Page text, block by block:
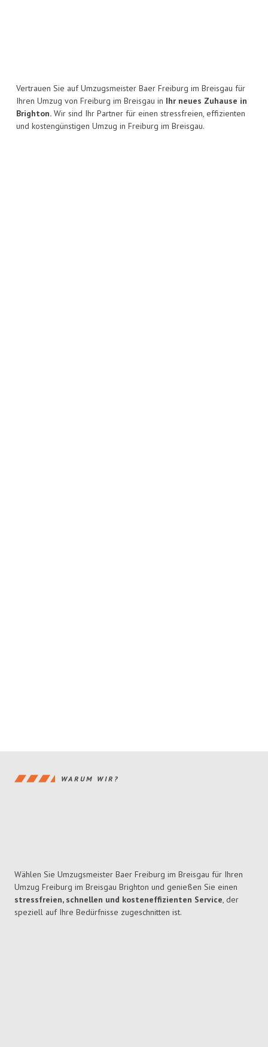
Vertrauen Sie auf Umzugsmeister Baer Freiburg im Breisgau für
Ihren Umzug von Freiburg im Breisgau in Ihr neues Zuhause in
Brighton. Wir sind Ihr Partner für einen stressfreien, effizienten
und kostengünstigen Umzug in Freiburg im Breisgau.
WARUM WIR?
Wählen Sie Umzugsmeister Baer Freiburg im Breisgau für Ihren
Umzug Freiburg im Breisgau Brighton und genießen Sie einen
stressfreien, schnellen und kosteneffizienten Service, der
speziell auf Ihre Bedürfnisse zugeschnitten ist.